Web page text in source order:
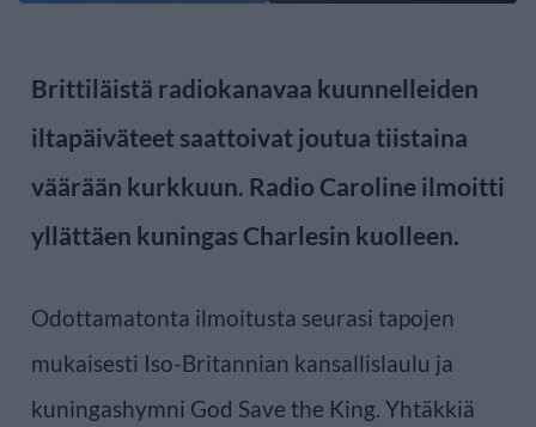
Brittiläistä radiokanavaa kuunnelleiden
iltapäiväteet saattoivat joutua tiistaina
väärään kurkkuun. Radio Caroline ilmoitti
yllättäen kuningas Charlesin kuolleen.
Odottamatonta ilmoitusta seurasi tapojen
mukaisesti Iso-Britannian kansallislaulu ja
kuningashymni God Save the King. Yhtäkkiä